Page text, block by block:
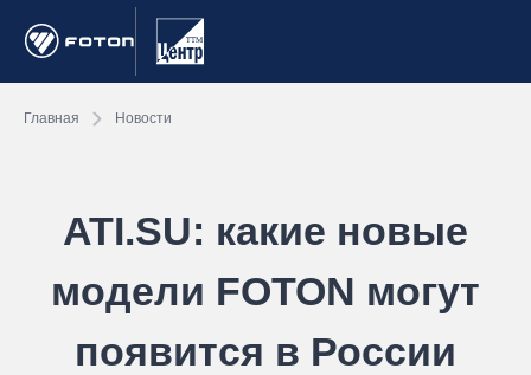
Главная Новости
ATI.SU: какие новые
модели FOTON могут
появится в России